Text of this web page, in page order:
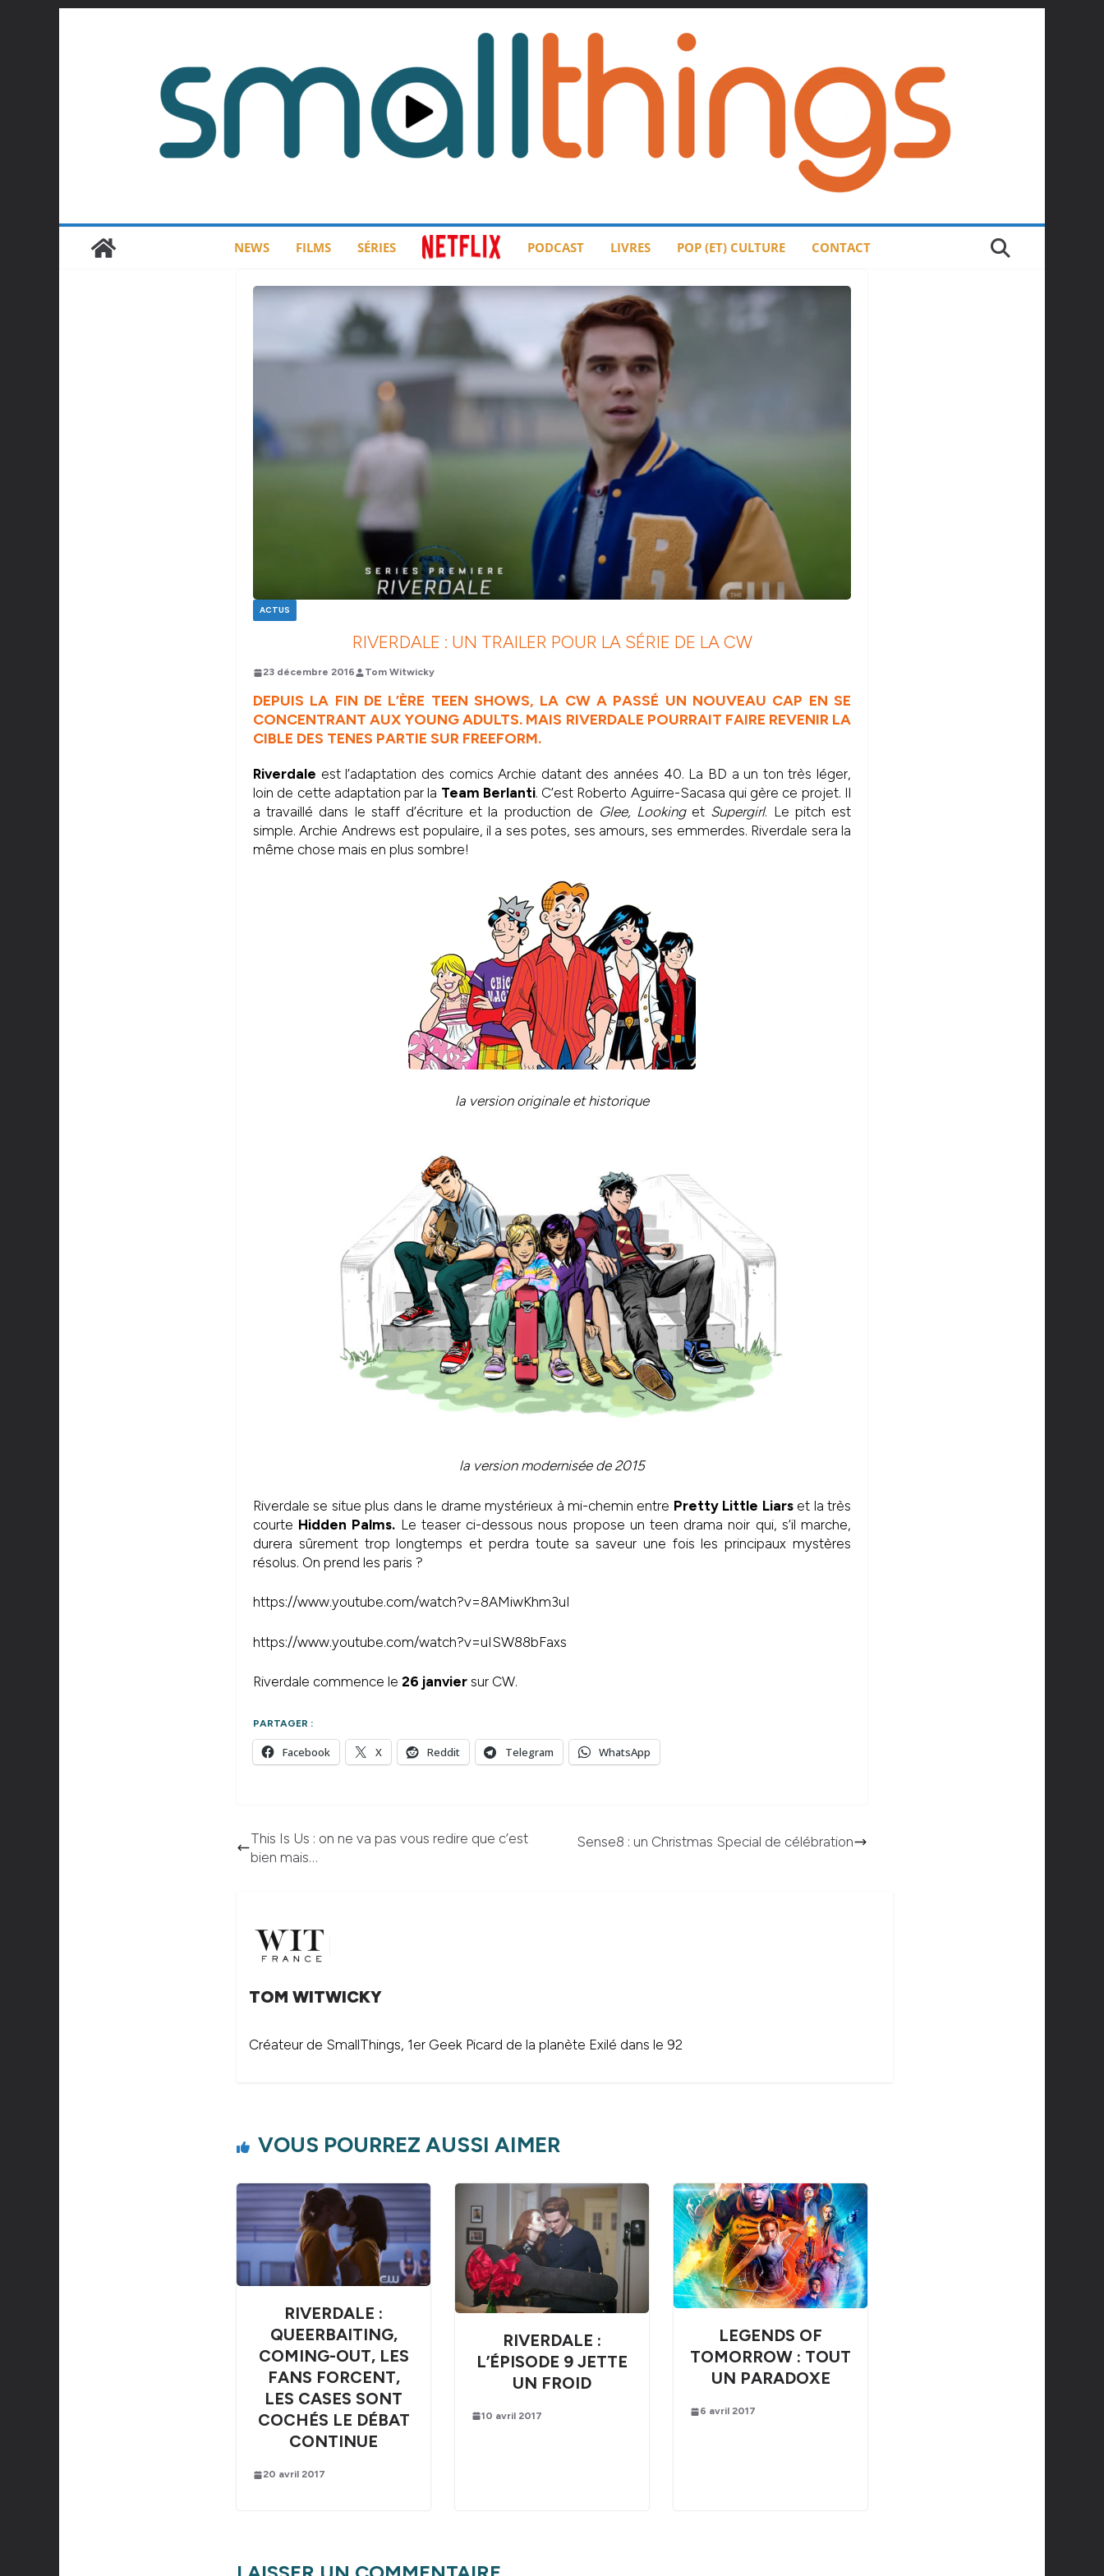
NEWS FILMS SÉRIES PODCAST LIVRES POP (ET) CULTURE CONTACT
ACTUS
RIVERDALE : UN TRAILER POUR LA SÉRIE DE LA CW
23 décembre 2016 Tom Witwicky
DEPUIS LA FIN DE L’ÈRE TEEN SHOWS, LA CW A PASSÉ UN NOUVEAU CAP EN SE
CONCENTRANT AUX YOUNG ADULTS. MAIS RIVERDALE POURRAIT FAIRE REVENIR LA
CIBLE DES TENES PARTIE SUR FREEFORM.
Riverdale est l’adaptation des comics Archie datant des années 40. La BD a un ton très léger,
loin de cette adaptation par la Team Berlanti. C’est Roberto Aguirre-Sacasa qui gère ce projet. Il
a travaillé dans le staff d’écriture et la production de Glee, Looking et Supergirl. Le pitch est
simple. Archie Andrews est populaire, il a ses potes, ses amours, ses emmerdes. Riverdale sera la
même chose mais en plus sombre!
la version originale et historique
la version modernisée de 2015
Riverdale se situe plus dans le drame mystérieux à mi-chemin entre Pretty Little Liarset la très
courte Hidden Palms. Le teaser ci-dessous nous propose un teen drama noir qui, s’il marche,
durera sûrement trop longtemps et perdra toute sa saveur une fois les principaux mystères
résolus. On prend les paris ?
https://www.youtube.com/watch?v=8AMiwKhm3uI
https://www.youtube.com/watch?v=uISW88bFaxs
Riverdale commence le 26 janvier sur CW.
PARTAGER :
Facebook X Reddit Telegram WhatsApp
This Is Us : on ne va pas vous redire que c’est
bien mais…
Sense8 : un Christmas Special de célébration
TOM WITWICKY
Créateur de SmallThings, 1er Geek Picard de la planète Exilé dans le 92
VOUS POURREZ AUSSI AIMER
RIVERDALE :
QUEERBAITING,
COMING-OUT, LES
FANS FORCENT,
LES CASES SONT
COCHÉS LE DÉBAT
CONTINUE
20 avril 2017
RIVERDALE :
L’ÉPISODE 9 JETTE
UN FROID
10 avril 2017
LEGENDS OF
TOMORROW : TOUT
UN PARADOXE
6 avril 2017